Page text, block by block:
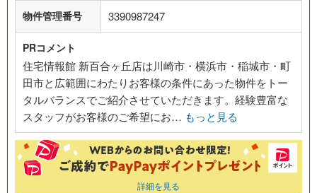
物件管理番号 3390987247
PRコメント
住宅情報館 新百合ヶ丘店は川崎市・横浜市・稲城市・町
田市と広範囲にわたりお客様の条件にあった物件をトー
タルバランスでご紹介させていただきます。経験豊富な
スタッフがお客様のご希望にお… もっと見る
詳細を見る